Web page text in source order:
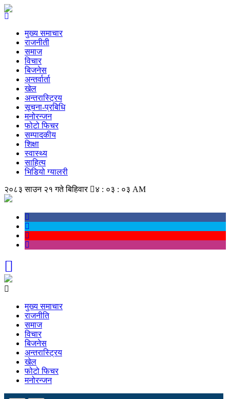
मुख्य समाचार
राजनीती
समाज
विचार
बिजनेस
अन्तर्वार्ता
खेल
अन्तरास्ट्रिय
सूचना-प्रबिधि
मनोरन्जन
फोटो फिचर
सम्पादकीय
शिक्षा
स्वास्थ्य
साहित्य
भिडियो ग्यालरी
२०८३ साउन २१ गते बिहिवार
४ : ०३ : ०३ AM
मुख्य समाचार
राजनीति
समाज
विचार
बिजनेस
अन्तरास्ट्रिय
खेल
फोटो फिचर
मनोरन्जन